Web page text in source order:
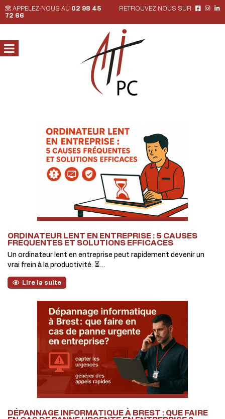
APPELEZ-NOUS AU 02 98 45
72 66
RETROUVEZ NOUS SUR
ORDINATEUR LENT EN ENTREPRISE : 5 CAUSES
FRÉQUENTES ET SOLUTIONS EFFICACES
Un ordinateur lent en entreprise peut rapidement devenir un
vrai frein à la productivité. ⏳…
Lire la suite
DÉPANNAGE INFORMATIQUE À BREST : QUE FAIRE